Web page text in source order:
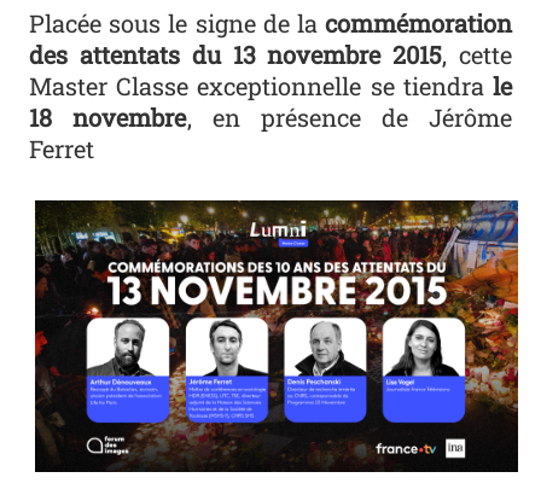
Placée sous le signe de lacommémoration
des attentats du 13 novembre 2015, cette
Master Classe exceptionnelle se tiendrale
18 novembre, en présence de Jérôme
Ferret